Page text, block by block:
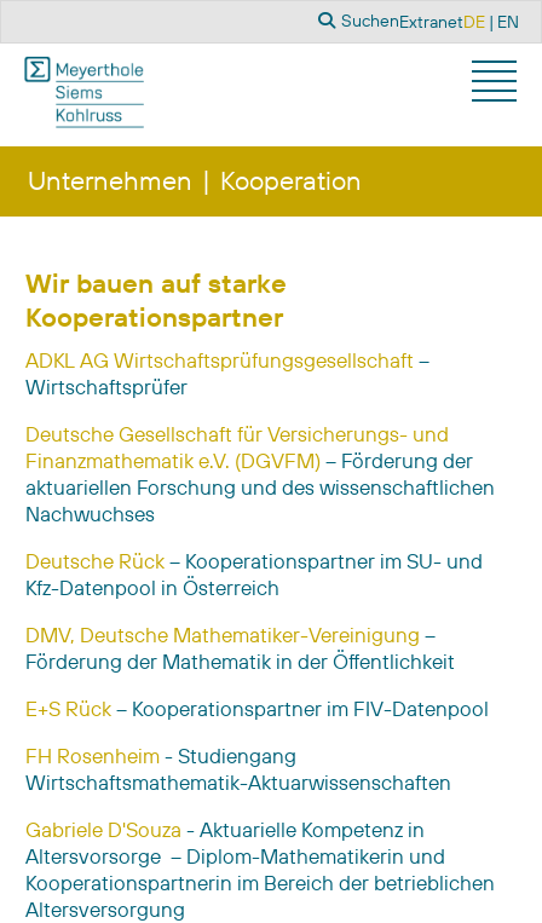
Suchen
SuchenExtranetSprache
DE EN
Unternehmen Kooperation
Wir bauen auf starke
Kooperationspartner
ADKL AG Wirtschaftsprüfungsgesellschaft –
Wirtschaftsprüfer
Deutsche Gesellschaft für Versicherungs- und
Finanzmathematik e.V. (DGVFM)– Förderung der
aktuariellen Forschung und des wissenschaftlichen
Nachwuchses
Deutsche Rück– Kooperationspartner im SU- und
Kfz-Datenpool in Österreich
DMV, Deutsche Mathematiker-Vereinigung –
Förderung der Mathematik in der Öffentlichkeit
E+S Rück– Kooperationspartner im FIV-Datenpool
FH Rosenheim- Studiengang
Wirtschaftsmathematik-Aktuarwissenschaften
Gabriele D'Souza - Aktuarielle Kompetenz in
Altersvorsorge – Diplom-Mathematikerin und
Kooperationspartnerin im Bereich der betrieblichen
Altersversorgung